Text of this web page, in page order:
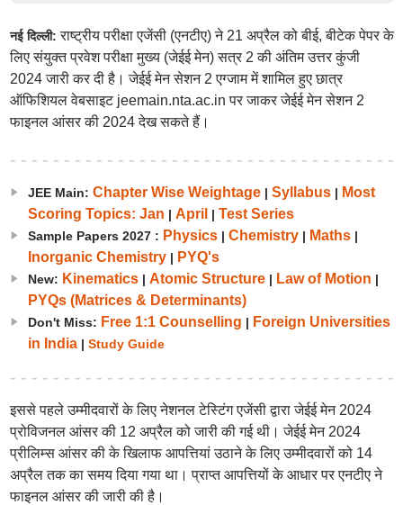
नई दिल्ली: राष्ट्रीय परीक्षा एजेंसी (एनटीए) ने 21 अप्रैल को बीई, बीटेक पेपर के
लिए संयुक्त प्रवेश परीक्षा मुख्य (जेईई मेन) सत्र 2 की अंतिम उत्तर कुंजी
2024 जारी कर दी है। जेईई मेन सेशन 2 एग्जाम में शामिल हुए छात्र
ऑफिशियल वेबसाइट jeemain.nta.ac.in पर जाकर जेईई मेन सेशन 2
फाइनल आंसर की 2024 देख सकते हैं।
JEE Main: Chapter Wise Weightage| Syllabus| Most
Scoring Topics: Jan | April | Test Series
Sample Papers 2027 : Physics| Chemistry| Maths|
Inorganic Chemistry| PYQ's
New: Kinematics| Atomic Structure| Law of Motion |
PYQs (Matrices & Determinants)
Don't Miss: Free 1:1 Counselling | Foreign Universities
in India| Study Guide
इससे पहले उम्मीदवारों के लिए नेशनल टेस्टिंग एजेंसी द्वारा जेईई मेन 2024
प्रोविजनल आंसर की 12 अप्रैल को जारी की गई थी। जेईई मेन 2024
प्रीलिम्स आंसर की के खिलाफ आपत्तियां उठाने के लिए उम्मीदवारों को 14
अप्रैल तक का समय दिया गया था। प्राप्त आपत्तियों के आधार पर एनटीए ने
फाइनल आंसर की जारी की है।